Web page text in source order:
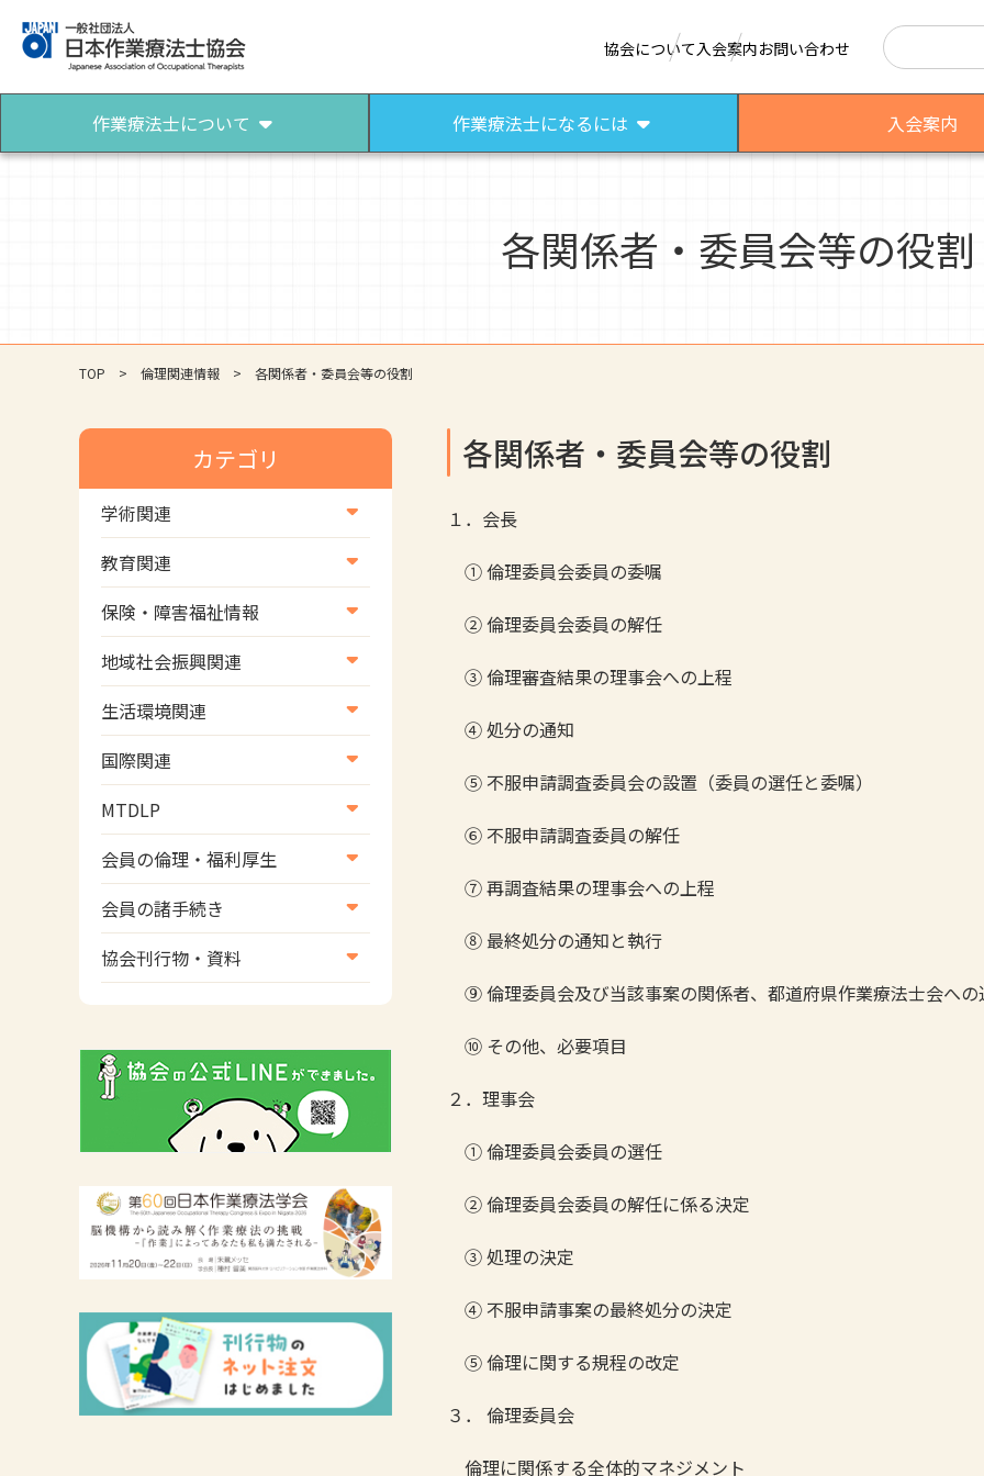
協会について 入会案内お問い合わせ 検索
作業療法士について
パンフレット（作業療法）
作業療法士になるには 入会案内
各関係者・委員会等の役割
TOP 倫理関連情報 各関係者・委員会等の役割
各関係者・委員会等の役割
１．会長
① 倫理委員会委員の委嘱
② 倫理委員会委員の解任
③ 倫理審査結果の理事会への上程
④ 処分の通知
⑤ 不服申請調査委員会の設置（委員の選任と委嘱）
⑥ 不服申請調査委員の解任
⑦ 再調査結果の理事会への上程
⑧ 最終処分の通知と執行
⑨ 倫理委員会及び当該事案の関係者、都道府県作業療法士会への
⑩ その他、必要項目
２．理事会
① 倫理委員会委員の選任
② 倫理委員会委員の解任に係る決定
③ 処理の決定
④ 不服申請事案の最終処分の決定
⑤ 倫理に関する規程の改定
３． 倫理委員会
倫理に関係する全体的マネジメント
カテゴリ
学術関連
学術・研究
学会
学術誌
教育関連
養成教育
生涯教育
研修会
協会認定資格試験・審査会情
報
保険・障害福祉情報
医療保険情報
介護保険情報
児童福祉・障害福祉情報
地域社会振興関連
地域社会振興部地域事業支援
課【認知症対策班】
地域社会振興部地域事業支援
課【地域包括ケア推進班】
地域社会振興部地域事業支援
課【運転と地域移動推進班】
スポーツ振興関連
災害対策関連
生活環境関連
生活環境・福祉用具支援
国際関連
国際関連
WFOT等海外関連情報
MTDLP
MTDLP室
会員の倫理・福利厚生
会員向け団体保険のご案内
女性相談窓口
倫理関連情報
会員の諸手続き
会員の諸手続き
協会刊行物・資料
広報活動について